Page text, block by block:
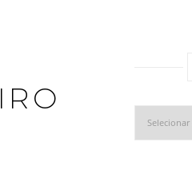
Categorias